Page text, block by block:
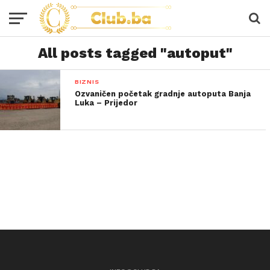
All posts tagged "autoput"
BIZNIS
Ozvaničen početak gradnje autoputa Banja
Luka – Prijedor